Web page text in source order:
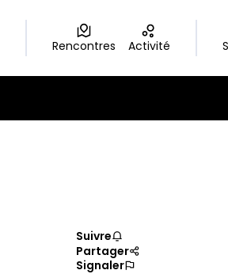
Rencontres Activité
Suivre
Partager
Signaler